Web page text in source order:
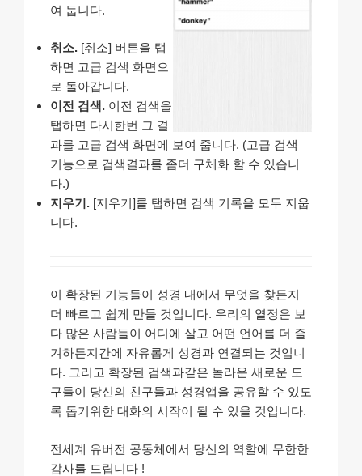
여 둡니다.
취소. [취소] 버튼을 탭
하면 고급 검색 화면으
로 돌아갑니다.
이전 검색. 이전 검색을
탭하면 다시한번 그 결
과를 고급 검색 화면에 보여 줍니다. (고급 검색
기능으로 검색결과를 좀더 구체화 할 수 있습니
다.)
지우기. [지우기]를 탭하면 검색 기록을 모두 지웁
니다.
이 확장된 기능들이 성경 내에서 무엇을 찾든지
더 빠르고 쉽게 만들 것입니다. 우리의 열정은 보
다 많은 사람들이 어디에 살고 어떤 언어를 더 즐
겨하든지간에 자유롭게 성경과 연결되는 것입니
다. 그리고 확장된 검색과같은 놀라운 새로운 도
구들이 당신의 친구들과 성경앱을 공유할 수 있도
록 돕기위한 대화의 시작이 될 수 있을 것입니다.
전세계 유버전 공동체에서 당신의 역할에 무한한
감사를 드립니다 !